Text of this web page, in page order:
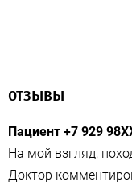
ОТЗЫВЫ
Пациент +7 929
На мой взгляд,
Доктор